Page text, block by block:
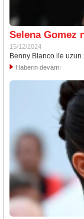
Selena Gomez
15/12/2024
Benny Blanco ile uzun
Haberin devamı